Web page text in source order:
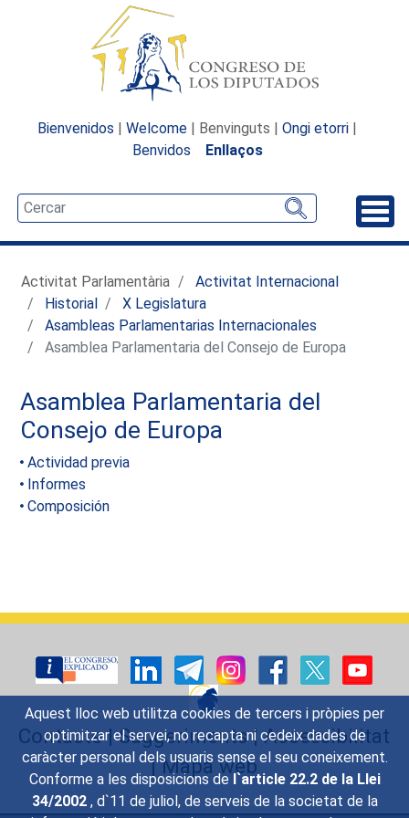
Aquest lloc web utilitza cookies de tercers i pròpies per
optimitzar el servei, no recapta ni cedeix dades de
caràcter personal dels usuaris sense el seu coneixement.
Conforme a les disposicions del`article 22.2 de la Llei
34/2002 , d`11 de juliol, de serveis de la societat de la
Bienvenidos | Welcome | Benvinguts | Ongi etorri |
Benvidos
Enllaços
Activitat Parlamentària
Activitat Internacional
Historial
X Legislatura
Asambleas Parlamentarias Internacionales
Asamblea Parlamentaria del Consejo de Europa
Asamblea Parlamentaria del
Consejo de Europa
Actividad previa
Informes
Composición
Contacte|Suggeriments|Accessibilitat
|Mapa web